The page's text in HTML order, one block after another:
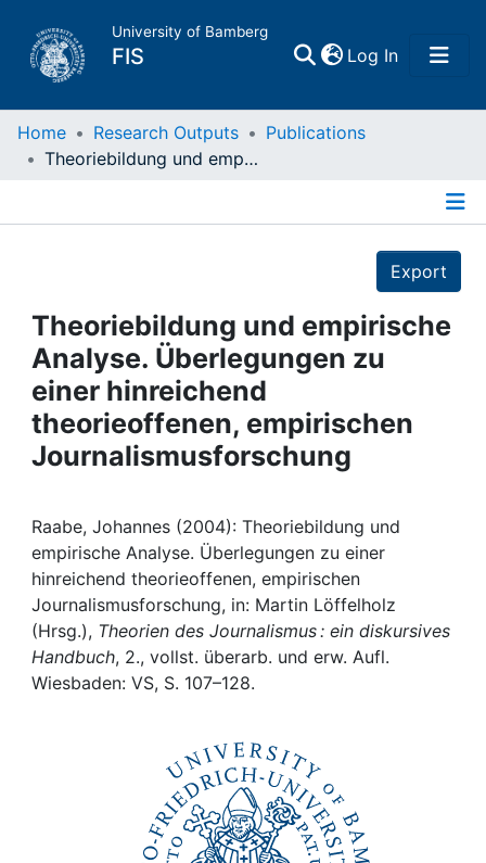
University of Bamberg
FIS Log In(current)
Home
Projects
People
Institutions
My FIS
Help
Home Research Outputs
Publications
Theoriebildung und empirische Analyse. Überlegungen zu einer hinreichend theorieoffenen, empirischen Journalismusforschung
Export
Theoriebildung und empirische
Analyse. Überlegungen zu
einer hinreichend
theorieoffenen, empirischen
Journalismusforschung
Raabe, Johannes (2004): Theoriebildung und
empirische Analyse. Überlegungen zu einer
hinreichend theorieoffenen, empirischen
Journalismusforschung, in: Martin Löffelholz
(Hrsg.), Theorien des Journalismus : ein diskursives
Handbuch, 2., vollst. überarb. und erw. Aufl.
Wiesbaden: VS, S. 107–128.